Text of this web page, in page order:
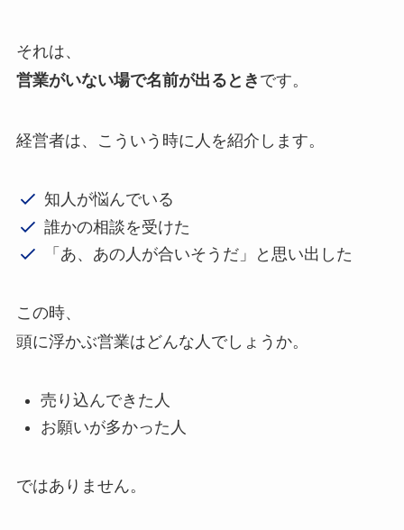
それは、
営業がいない場で名前が出るとき です。
経営者は、こういう時に人を紹介します。
知人が悩んでいる
誰かの相談を受けた
「あ、あの人が合いそうだ」と思い出した
この時、
頭に浮かぶ営業はどんな人でしょうか。
売り込んできた人
お願いが多かった人
ではありません。